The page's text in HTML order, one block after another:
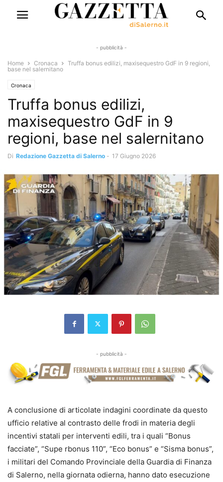
- pubblicità -
Home Cronaca
Truffa bonus edilizi, maxisequestro GdF in 9 regioni,
base nel salernitano
Cronaca
Truffa bonus edilizi,
maxisequestro GdF in 9
regioni, base nel salernitano
Di Redazione Gazzetta di Salerno - 17 Giugno 2026
- pubblicità -
A conclusione di articolate indagini coordinate da questo
ufficio relative al contrasto delle frodi in materia degli
incentivi statali per interventi edili, tra i quali “Bonus
facciate”, “Supe rbonus 110”, “Eco bonus” e “Sisma bonus”,
i militari del Comando Provinciale della Guardia di Finanza
di Salerno, nella giornata odierna, hanno dato esecuzione